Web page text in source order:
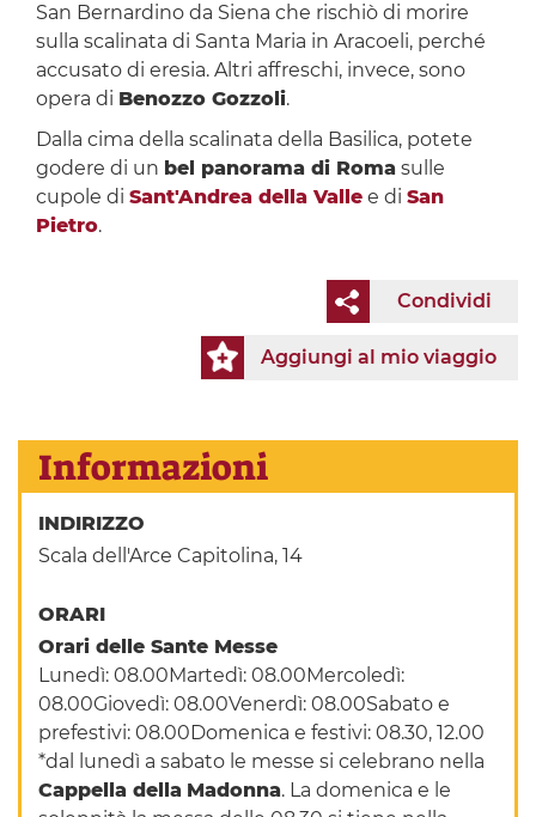
San Bernardino da Siena che rischiò di morire
sulla scalinata di Santa Maria in Aracoeli, perché
accusato di eresia. Altri affreschi, invece, sono
opera di Benozzo Gozzoli.
Dalla cima della scalinata della Basilica, potete
godere di un bel panorama di Roma sulle
cupole di Sant'Andrea della Vallee di San
Pietro.
Condividi
Aggiungi al mio viaggio
Informazioni
INDIRIZZO
Scala dell'Arce Capitolina, 14
ORARI
Orari delle Sante Messe
Lunedì: 08.00Martedì: 08.00Mercoledì:
08.00Giovedì: 08.00Venerdì: 08.00Sabato e
prefestivi: 08.00Domenica e festivi: 08.30, 12.00
*dal lunedì a sabato le messe si celebrano nella
Cappella della Madonna. La domenica e le